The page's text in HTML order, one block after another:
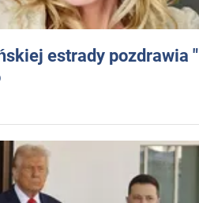
estrady pozdrawia